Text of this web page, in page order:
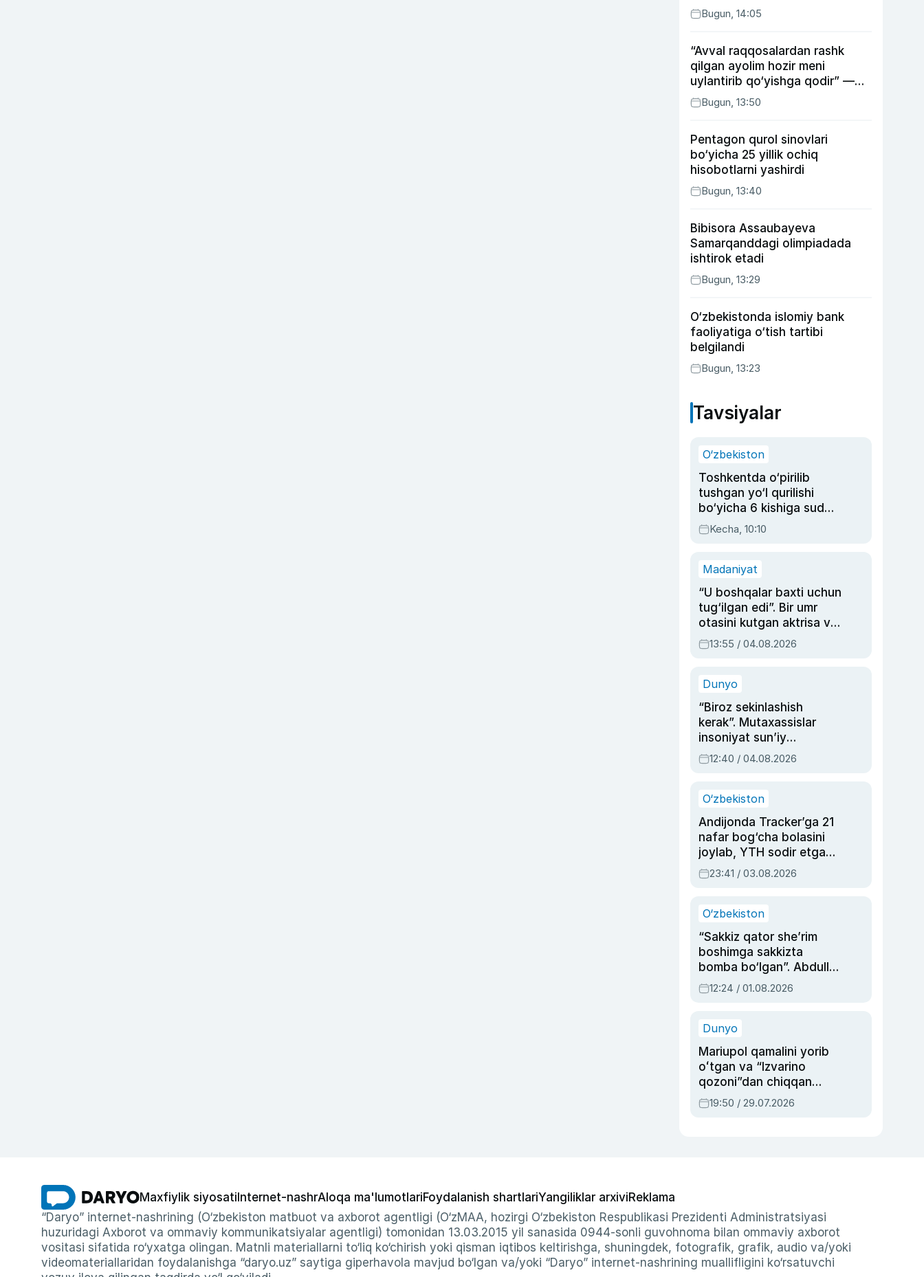
Bugun, 14:05
“Avval raqqosalardan rashk
qilgan ayolim hozir meni
uylantirib qo‘yishga qodir” —
Anvar Sobirov davlat ishidagi
faoliyati va o‘g‘il tarbiyasidagi
Bugun, 13:50
Pentagon qurol sinovlari
bo‘yicha 25 yillik ochiq
hisobotlarni yashirdi
Bugun, 13:40
Bibisora Assaubayeva
Samarqanddagi olimpiadada
ishtirok etadi
Bugun, 13:29
O‘zbekistonda islomiy bank
faoliyatiga o‘tish tartibi
belgilandi
Bugun, 13:23
Tavsiyalar
O‘zbekiston
Toshkentda o‘pirilib
tushgan yo‘l qurilishi
bo‘yicha 6 kishiga sud
hukmi o‘qildi
Kecha, 10:10
Madaniyat
“U boshqalar baxti uchun
tug‘ilgan edi”. Bir umr
otasini kutgan aktrisa va
dublyaj ustasi Rimma
Ahmedovaning
13:55 / 04.08.2026
Dunyo
“Biroz sekinlashish
kerak”. Mutaxassislar
insoniyat sun’iy
intellektni boshqara
olmay qolishidan xavotir
12:40 / 04.08.2026
O‘zbekiston
Andijonda Tracker’ga 21
nafar bog‘cha bolasini
joylab, YTH sodir etgan
ayolga sud hukmi o‘qildi
23:41 / 03.08.2026
O‘zbekiston
“Sakkiz qator she’rim
boshimga sakkizta
bomba bo‘lgan”. Abdulla
Oripovni siyosiy
ayblovlardan asrab
12:24 / 01.08.2026
Dunyo
Mariupol qamalini yorib
oʻtgan va “Izvarino
qozoni”dan chiqqan
qahramon — Ukraina
armiyasi bosh
19:50 / 29.07.2026
Maxfiylik siyosati Internet-nashrAloqa ma'lumotlariFoydalanish shartlariYangiliklar arxiviReklama
“Daryo” internet-nashrining (O‘zbekiston matbuot va axborot agentligi (O‘zMAA, hozirgi O‘zbekiston Respublikasi Prezidenti Administratsiyasi
huzuridagi Axborot va ommaviy kommunikatsiyalar agentligi) tomonidan 13.03.2015 yil sanasida 0944-sonli guvohnoma bilan ommaviy axborot
vositasi sifatida ro‘yxatga olingan. Matnli materiallarni to‘liq ko‘chirish yoki qisman iqtibos keltirishga, shuningdek, fotografik, grafik, audio va/yoki
videomateriallaridan foydalanishga “daryo.uz” saytiga giperhavola mavjud bo‘lgan va/yoki “Daryo” internet-nashrining muallifligini ko‘rsatuvchi